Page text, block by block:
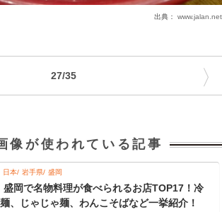
出典： www.jalan.net
27/35 〉
像が使われている記事
日本 岩手県 盛岡
盛岡で名物料理が食べられるお店TOP17！冷
麺、じゃじゃ麺、わんこそばなど一挙紹介！